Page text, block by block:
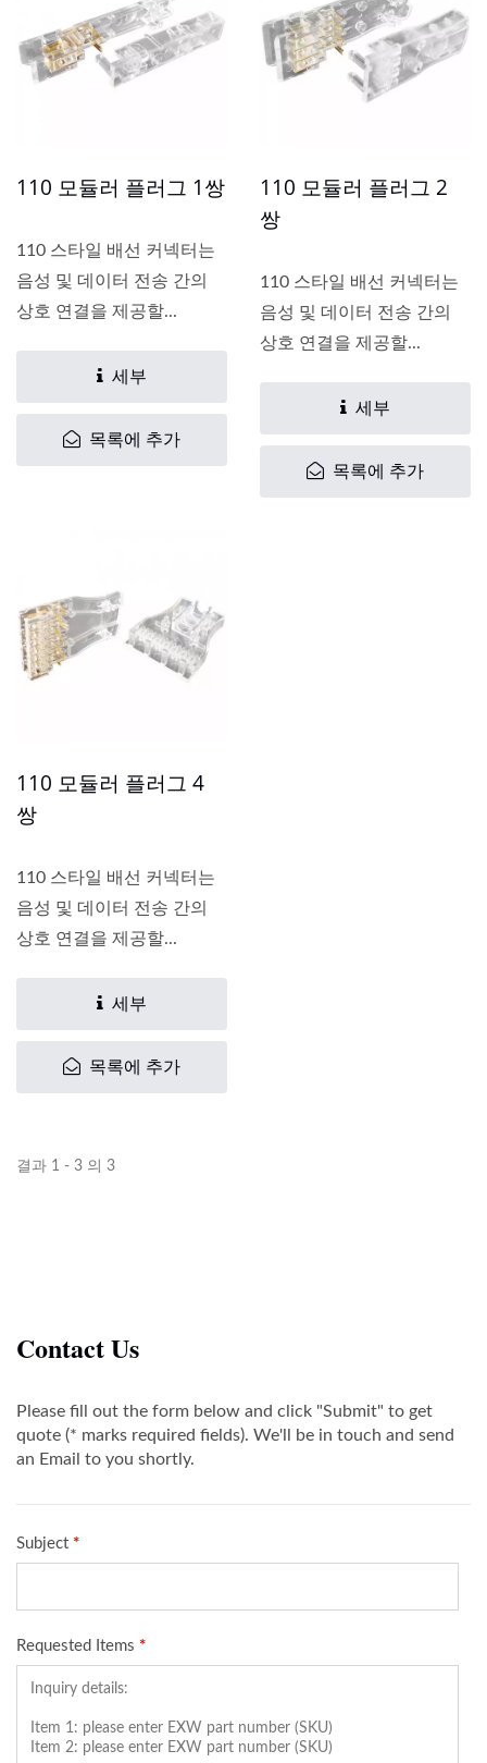
110 모듈러 플러그 1쌍
110 스타일 배선 커넥터는
음성 및 데이터 전송 간의
상호 연결을 제공할...
세부
목록에 추가
110 모듈러 플러그 2
쌍
110 스타일 배선 커넥터는
음성 및 데이터 전송 간의
상호 연결을 제공할...
세부
목록에 추가
110 모듈러 플러그 4
쌍
110 스타일 배선 커넥터는
음성 및 데이터 전송 간의
상호 연결을 제공할...
세부
목록에 추가
결과 1 - 3 의 3